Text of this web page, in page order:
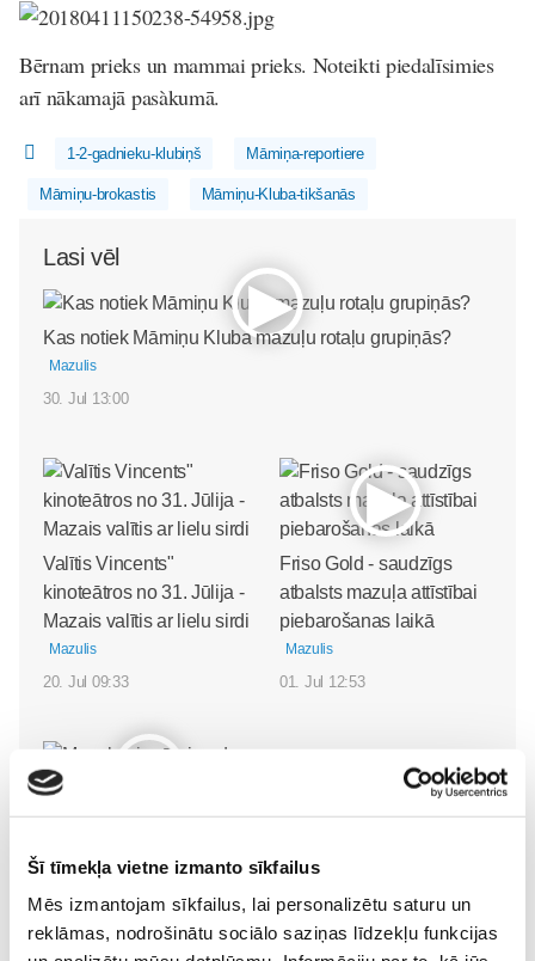
Šī tīmekļa vietne izmanto sīkfailus
Mēs izmantojam sīkfailus, lai personalizētu saturu un
reklāmas, nodrošinātu sociālo saziņas līdzekļu funkcijas
Bērnam prieks un mammai prieks. Noteikti piedalīsimies
arī nākamajā pasàkumā.
1-2-gadnieku-klubiņš Māmiņa-reportiere
Māmiņu-brokastis Māmiņu-Kluba-tikšanās
Lasi vēl
Kas notiek Māmiņu Kluba mazuļu rotaļu grupiņās?
Mazulis
30. Jul 13:00
Valītis Vincents"
kinoteātros no 31. Jūlija -
Mazais valītis ar lielu sirdi
Mazulis
20. Jul 09:33
Friso Gold - saudzīgs
atbalsts mazuļa attīstībai
piebarošanas laikā
Mazulis
01. Jul 12:53
Mazuļa pirmā pieredze
23. May 09:55